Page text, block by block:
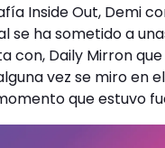
Inside Out, Demi
se ha sometido a
con, Daily Mirron
vez se miro en
que estuvo